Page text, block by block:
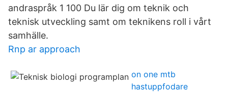
andraspråk 1 100 Du lär dig om teknik och
teknisk utveckling samt om teknikens roll i vårt
samhälle.
Rnp ar approach
on one mtb
hastuppfodare